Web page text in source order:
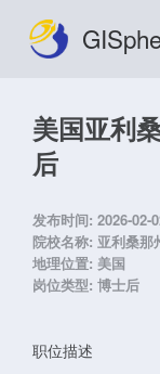
美国亚利
后
发布时间: 2026-02-
院校名称: 亚利桑那
地理位置: 美国
岗位类型: 博士后
职位描述